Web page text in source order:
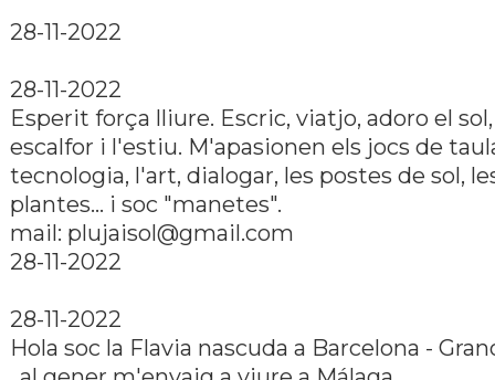
28-11-2022
28-11-2022
Esperit força lliure. Escric, viatjo, adoro el
escalfor i l'estiu. M'apasionen els jocs de
tecnologia, l'art, dialogar, les postes de sol,
plantes... i soc "manetes".
mail: plujaisol@gmail.com
28-11-2022
28-11-2022
Hola soc la Flavia nascuda a Barcelona -